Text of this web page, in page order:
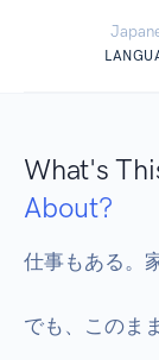
What's
About?
仕事もある。
でも、このま